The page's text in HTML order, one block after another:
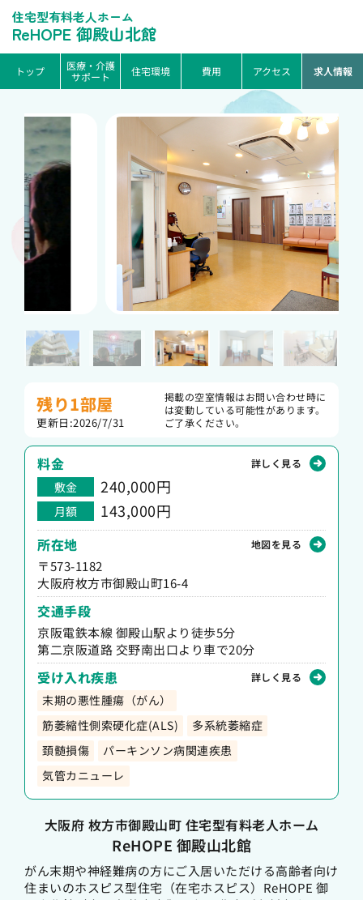
住宅型有料老人ホーム
ReHOPE 御殿山北館
トップ
医療・介護
サポート
住宅環境 費用 アクセス 求人情報
大阪府 枚方市御殿山町 住宅型有料老人ホーム
ReHOPE 御殿山北館
残り1部屋
更新日:2026/7/31
掲載の空室情報はお問い合わせ時に
は変動している可能性があります。
ご了承ください。
料金 詳しく見る
敷金 240,000円
月額 143,000円
所在地 地図を見る
〒573-1182
大阪府枚方市御殿山町16-4
交通手段
京阪電鉄本線 御殿山駅より徒歩5分
第二京阪道路 交野南出口より車で20分
受け入れ疾患 詳しく見る
末期の悪性腫瘍（がん）
筋萎縮性側索硬化症(ALS)
多系統萎縮症
頚髄損傷
パーキンソン病関連疾患
気管カニューレ
がん末期や神経難病の方にご入居いただける高齢者向け
住まいのホスピス型住宅（在宅ホスピス）ReHOPE 御